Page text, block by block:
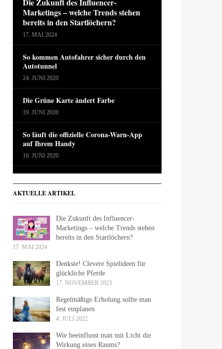
Marketings – welche Trends stehen
bereits in den Startlöchern?
17. MAI 2024
So kommen Autofahrer sicher durch den
Autotunnel
24. JUNI 2020
Die Grüne Karte ändert Farbe
19. JUNI 2020
So läuft die offizielle Corona-Warn-App
auf Ihrem Handy
16. JUNI 2020
AKTUELLE ARTIKEL
Die Zukunft des Influencer-
Marketings – welche Trends stehen
bereits in den Startlöchern?
17. MAI 2024
Denkste! Clevere Spielideen für
glückliche Pferde
17. NOVEMBER 2023
Regelmäßige Erholung sollte man
fest einplanen
4. JULI 2022
Wie beeinflusst man mit Licht die
Wirkung eines Raums?